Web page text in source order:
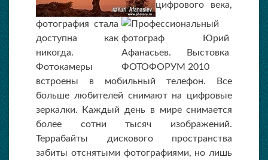
цифрового века,
фотография стала
доступна как
никогда.
Фотокамеры
встроены в мобильный телефон. Все
больше любителей снимают на цифровые
зеркалки. Каждый день в мире снимается
более сотни тысяч изображений.
Террабайты дискового пространства
забиты отснятыми фотографиями, но лишь